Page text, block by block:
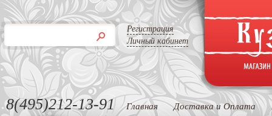
Регистрация
Личный кабинет
8(495)212-13-91 Главная Доставка и Оплата